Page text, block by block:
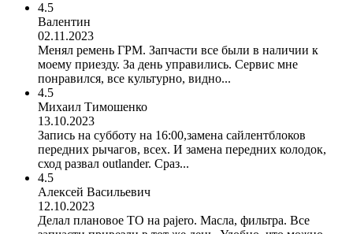
4.5
Валентин
02.11.2023
Менял ремень ГРМ. Запчасти все были в наличии к
моему приезду. За день управились. Сервис мне
понравился, все культурно, видно...
4.5
Михаил Тимошенко
13.10.2023
Запись на субботу на 16:00,замена сайлентблоков
передних рычагов, всех. И замена передних колодок,
сход развал outlander. Сраз...
4.5
Алексей Васильевич
12.10.2023
Делал плановое ТО на pajero. Масла, фильтра. Все